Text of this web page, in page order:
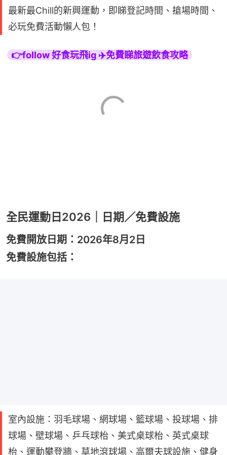
最新最Chill的新興運動，即睇登記時間、搶場時間、
必玩免費活動懶人包！
👉follow 好食玩飛ig ✈️免費睇旅遊飲食攻略
全民運動日2026｜日期／免費設施
免費開放日期：2026年8月2日
免費設施包括：
室內設施：羽毛球場、網球場、籃球場、投球場、排
球場、壁球場、乒乓球枱、美式桌球枱、英式桌球
枱、運動攀登牆、草地滾球場、高爾夫球設施、健身